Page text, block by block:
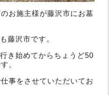
お施主様が藤沢市にお墓
藤沢市です。
き始めてからちょうど50
。
事をさせていただいてお